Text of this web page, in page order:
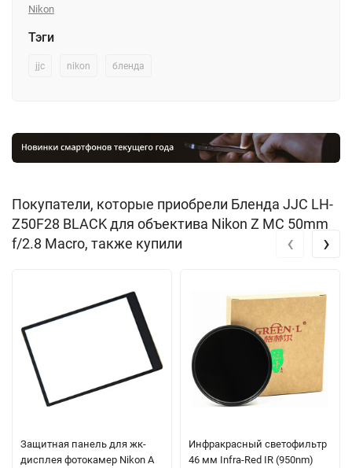
Nikon
Тэги
jjc nikon бленда
Покупатели, которые приобрели Бленда JJC LH-
Z50F28 BLACK для объектива Nikon Z MC 50mm
f/2.8 Macro, также купили
Защитная панель для жк-
дисплея фотокамер Nikon A
Инфракрасный светофильтр
46 мм Infra-Red IR (950nm)
‹ ›